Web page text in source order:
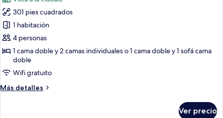
ciudad
las
fotos
de
Habitación
cuádruple
superior,
vista
a
la
301 pies cuadrados
1 habitación
4 personas
1 cama doble y 2 camas individuales o 1 cama doble y 1 sofá cama
doble
Wifi gratuito
Más detalles
Más
Ver precio